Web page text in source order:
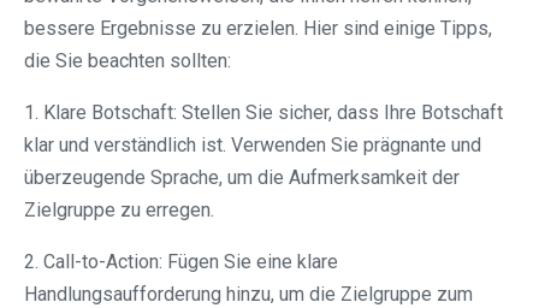
bessere Ergebnisse zu erzielen. Hier sind einige Tipps,
die Sie beachten sollten:
1. Klare Botschaft: Stellen Sie sicher, dass Ihre Botschaft
klar und verständlich ist. Verwenden Sie prägnante und
überzeugende Sprache, um die Aufmerksamkeit der
Zielgruppe zu erregen.
2. Call-to-Action: Fügen Sie eine klare
Handlungsaufforderung hinzu, um die Zielgruppe zum